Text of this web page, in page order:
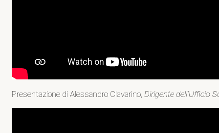
Presentazione di Alessandro Clavarino, Dirigente dell’Ufficio